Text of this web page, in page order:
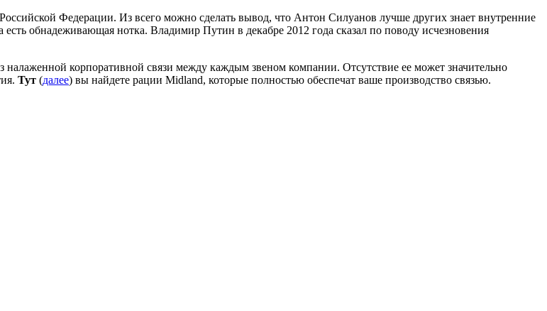
Федерации. Из всего можно сделать вывод, что Антон Силуанов лучше других знает внутренние
обнадеживающая нотка. Владимир Путин в декабре 2012 года сказал по поводу исчезновения
налаженной корпоративной связи между каждым звеном компании. Отсутствие ее может значительно
Тут (далее) вы найдете рации Midland, которые полностью обеспечат ваше производство связью.